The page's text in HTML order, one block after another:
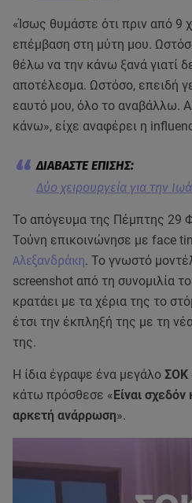
«Ίσως θυμάστε ότι πριν από 9
επέμβαση στη μύτη μου.
θέλω να την κάνω ξανά γιατί
αποτέλεσμα. Ωστόσο, επειδή
εαυτό μου, όλο το αναβάλλω.
κάνω», είχε αναφέρει η
Δύο χειρουργεία για την
Το απόγευμα της Πέμπτης 29
Τούνη επικοινώνησε με face
Αλεξανδράκη. Το γνωστό
screenshot από τη συνομιλία
κρατάει με τα χέρια της το
έτσι την έκπληξή της με τη
της.
Η ίδια έγραψε ένα μεγάλο ΣΟΚ
κάτω πρόσθεσε «Είναι
αρκετή ανάρρωση».